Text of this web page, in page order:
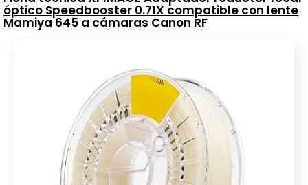
óptico Speedbooster 0.71X compatible con lente
Mamiya 645 a cámaras Canon RF